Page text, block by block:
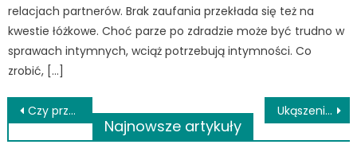
relacjach partnerów. Brak zaufania przekłada się też na
kwestie łóżkowe. Choć parze po zdradzie może być trudno w
sprawach intymnych, wciąż potrzebują intymności. Co
zrobić, […]
Nawigacja
wpisu
Czy przeszczep włosów jest rozwiązaniem Twojego problemu łysienia? Ukąszenie kleszcza; choroby, objawy i czynniki ryzyka.
Najnowsze artykuły